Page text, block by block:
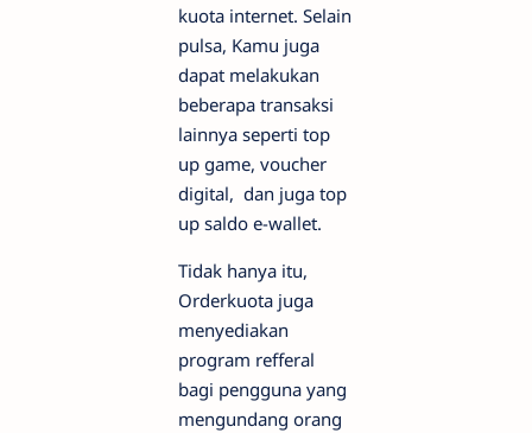
kuota internet. Selain
pulsa, Kamu juga
dapat melakukan
beberapa transaksi
lainnya seperti top
up game, voucher
digital, dan juga top
up saldo e-wallet.
Tidak hanya itu,
Orderkuota juga
menyediakan
program refferal
bagi pengguna yang
mengundang orang